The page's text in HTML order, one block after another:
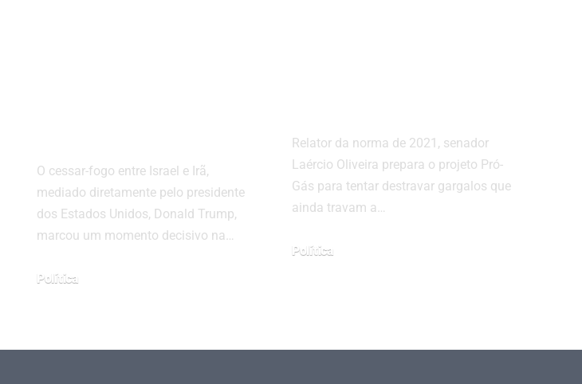
O cessar-fogo entre Israel e Irã,
mediado diretamente pelo presidente
dos Estados Unidos, Donald Trump,
marcou um momento decisivo na…
Política
Relator da norma de 2021, senador
Laércio Oliveira prepara o projeto Pró-
Gás para tentar destravar gargalos que
ainda travam a…
Política